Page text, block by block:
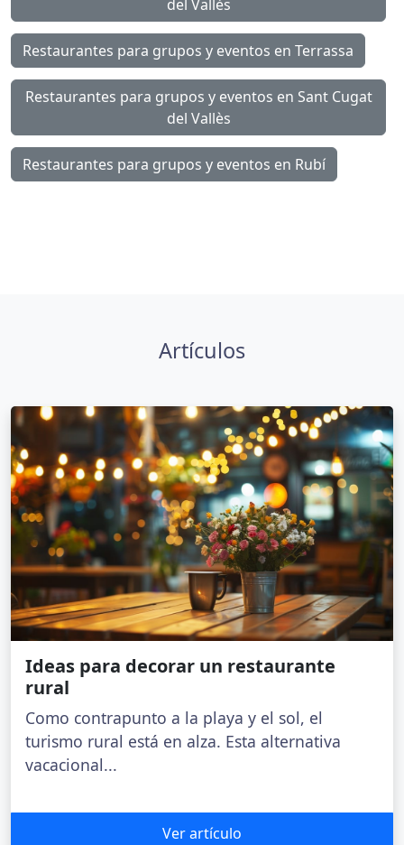
del Vallès
Restaurantes para grupos y eventos en Terrassa
Restaurantes para grupos y eventos en Sant Cugat
del Vallès
Restaurantes para grupos y eventos en Rubí
Artículos
Ideas para decorar un restaurante
rural
Como contrapunto a la playa y el sol, el
turismo rural está en alza. Esta alternativa
vacacional...
Ver artículo